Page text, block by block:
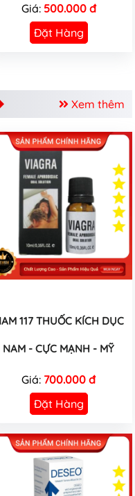
Giá: 500.000 đ
Đặt Hàng
Xem thêm
117 THUỐC KÍCH DỤC
NAM - CỰC MẠNH - MỸ
Giá: 700.000 đ
Đặt Hàng